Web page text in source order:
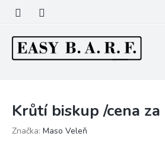
obsah
Krůtí biskup /cena za
Značka: Maso Veleň